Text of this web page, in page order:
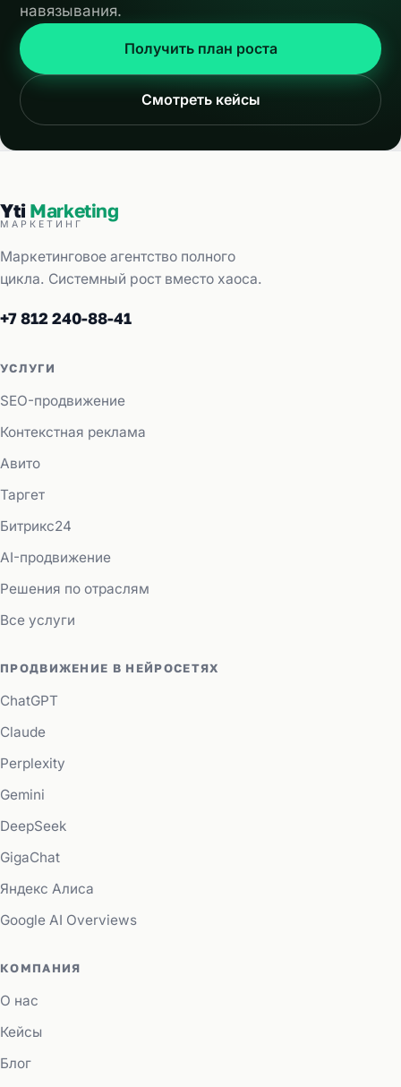
навязывания.
Получить план роста
Смотреть кейсы
YtiMarketing
МАРКЕТИНГ
Маркетинговое агентство полного
цикла. Системный рост вместо хаоса.
+7 812 240-88-41
УСЛУГИ
SEO-продвижение
Контекстная реклама
Авито
Таргет
Битрикс24
AI-продвижение
Решения по отраслям
Все услуги
ПРОДВИЖЕНИЕ В НЕЙРОСЕТЯХ
ChatGPT
Claude
Perplexity
Gemini
DeepSeek
GigaChat
Яндекс Алиса
Google AI Overviews
КОМПАНИЯ
О нас
Кейсы
Блог